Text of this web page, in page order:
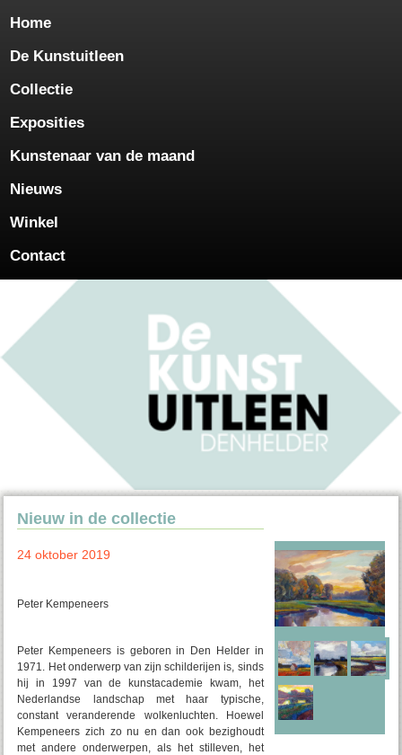
Home
De Kunstuitleen
Collectie
Exposities
Kunstenaar van de maand
Nieuws
Winkel
Contact
Nieuw in de collectie
24 oktober 2019
Peter Kempeneers
Peter Kempeneers is geboren in Den Helder in
1971. Het onderwerp van zijn schilderijen is, sinds
hij in 1997 van de kunstacademie kwam, het
Nederlandse landschap met haar typische,
constant veranderende wolkenluchten. Hoewel
Kempeneers zich zo nu en dan ook bezighoudt
met andere onderwerpen, als het stilleven, het